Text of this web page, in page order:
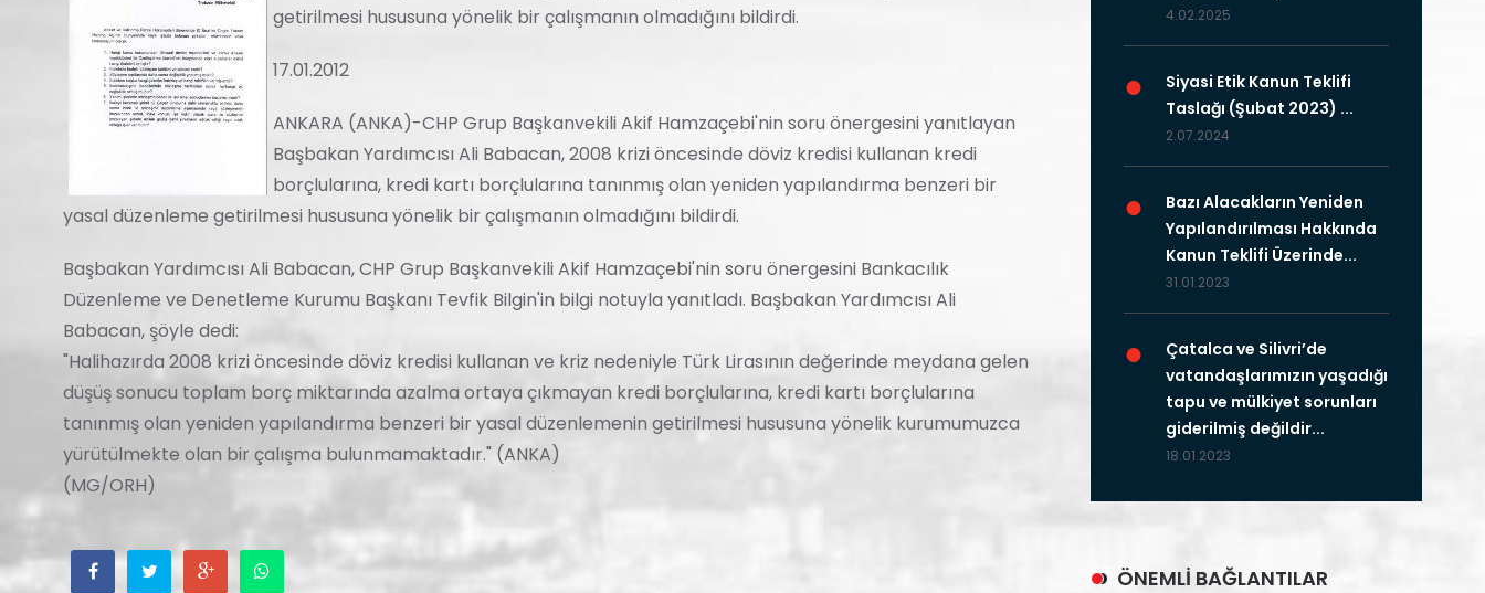
getirilmesi hususuna yönelik bir çalışmanın olmadığını bildirdi.
17.01.2012
ANKARA (ANKA)-CHP Grup Başkanvekili Akif Hamzaçebi'nin soru önergesini yanıtlayan
Başbakan Yardımcısı Ali Babacan, 2008 krizi öncesinde döviz kredisi kullanan kredi
borçlularına, kredi kartı borçlularına tanınmış olan yeniden yapılandırma benzeri bir
yasal düzenleme getirilmesi hususuna yönelik bir çalışmanın olmadığını bildirdi.
Başbakan Yardımcısı Ali Babacan, CHP Grup Başkanvekili Akif Hamzaçebi'nin soru önergesini Bankacılık
Düzenleme ve Denetleme Kurumu Başkanı Tevfik Bilgin'in bilgi notuyla yanıtladı. Başbakan Yardımcısı Ali
Babacan, şöyle dedi:
"Halihazırda 2008 krizi öncesinde döviz kredisi kullanan ve kriz nedeniyle Türk Lirasının değerinde meydana gelen
düşüş sonucu toplam borç miktarında azalma ortaya çıkmayan kredi borçlularına, kredi kartı borçlularına
tanınmış olan yeniden yapılandırma benzeri bir yasal düzenlemenin getirilmesi hususuna yönelik kurumumuzca
yürütülmekte olan bir çalışma bulunmamaktadır." (ANKA)
(MG/ORH)
4.02.2025
●
Siyasi Etik Kanun Teklifi
Taslağı (Şubat 2023) ...
2.07.2024
●
Bazı Alacakların Yeniden
Yapılandırılması Hakkında
Kanun Teklifi Üzerinde...
31.01.2023
●
Çatalca ve Silivri’de
vatandaşlarımızın yaşadığı
tapu ve mülkiyet sorunları
giderilmiş değildir...
18.01.2023
ÖNEMLİ BAĞLANTILAR